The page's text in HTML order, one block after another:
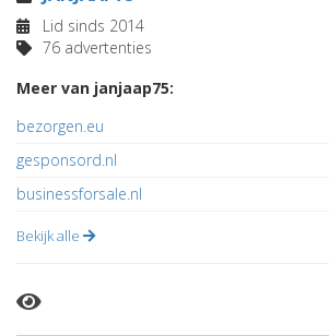
Lid sinds 2014
76 advertenties
Meer van janjaap75:
bezorgen.eu
gesponsord.nl
businessforsale.nl
Bekijk alle